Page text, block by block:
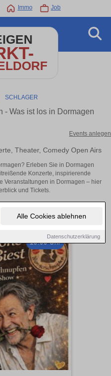
Alle Cookies ablehnen
Datenschutzerklärung
Immo Job
SCHLAGER
- Was ist los in Dormagen
Events anlegen
Theater, Comedy Open Airs
Erleben Sie in Dormagen
Konzerte, inspirierende
Veranstaltungen in Dormagen – hier
und Tickets.
19:00 Uhr